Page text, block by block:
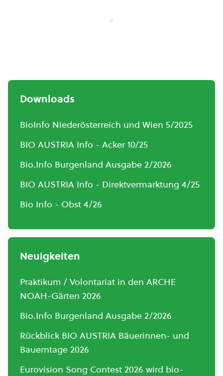
Downloads
BioInfo Niederösterreich und Wien 5/2025
BIO AUSTRIA Info - Acker 10/25
Bio.Info Burgenland Ausgabe 2/2026
BIO AUSTRIA Info - Direktvermarktung 4/25
Bio Info - Obst 4/26
Neuigkeiten
Praktikum / Volontariat in den ARCHE
NOAH-Gärten 2026
Bio.Info Burgenland Ausgabe 2/2026
Rückblick BIO AUSTRIA Bäuerinnen- und
Bauerntage 2026
Eurovision Song Contest 2026 wird bio-